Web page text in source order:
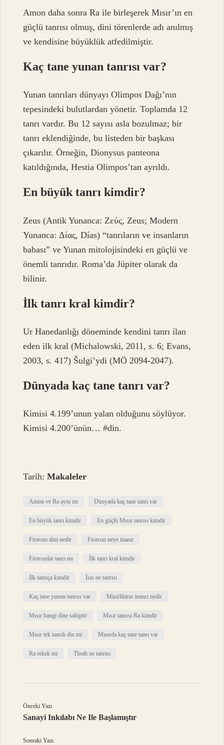
Amon daha sonra Ra ile birleşerek Mısır’ın en
güçlü tanrısı olmuş, dini törenlerde adı anılmış
ve kendisine büyüklük atfedilmiştir.
Kaç tane yunan tanrısı var?
Yunan tanrıları dünyayı Olimpos Dağı’nın
tepesindeki bulutlardan yönetir. Toplamda 12
tanrı vardır. Bu 12 sayısı asla bozulmaz; bir
tanrı eklendiğinde, bu listeden bir başkası
çıkarılır. Örneğin, Dionysus panteona
katıldığında, Hestia Olimpos’tan ayrıldı.
En büyük tanrı kimdir?
Zeus (Antik Yunanca: Ζεύς, Zeus; Modern
Yunanca: Δίας, Días) “tanrıların ve insanların
babası” ve Yunan mitolojisindeki en güçlü ve
önemli tanrıdır. Roma’da Jüpiter olarak da
bilinir.
İlk tanrı kral kimdir?
Ur Hanedanlığı döneminde kendini tanrı ilan
eden ilk kral (Michalowski, 2011, s. 6; Evans,
2003, s. 417) Šulgi’ydi (MÖ 2094-2047).
Dünyada kaç tane tanrı var?
Kimisi 4.199’unun yalan olduğunu söylüyor.
Kimisi 4.200’ünün… #din.
Tarih:Makaleler
Amon ve Ra aynı mı Dünyada kaç tane tanrı var
En büyük tanrı kimdir En güçlü Mısır tanrısı kimdir
Firavun dini nedir Firavun neye inanır
Firavunlar tanrı mı İlk tanrı kral kimdir
İlk tanrıça kimdir İsis ne tanrısı
Kaç tane yunan tanrısı var Misirliların inancı nedir
Mısır hangi dine sahiptir Mısır tanrısı Ra kimdir
Mısır tek tanrılı din mi Mısırda kaç tane tanrı var
Ra erkek mi Thoth ne tanrısı
Önceki Yazı
Sanayi Inkılabı Ne Ile Başlamıştır
Sonraki Yazı